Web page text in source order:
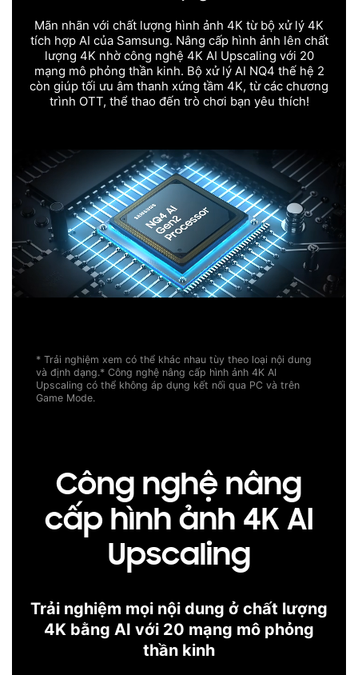
Mãn nhãn với chất lượng hình ảnh 4K từ bộ xử lý 4K
tích hợp AI của Samsung. Nâng cấp hình ảnh lên chất
lượng 4K nhờ công nghệ 4K AI Upscaling với 20
mạng mô phỏng thần kinh. Bộ xử lý AI NQ4 thế hệ 2
còn giúp tối ưu âm thanh xứng tầm 4K, từ các chương
trình OTT, thể thao đến trò chơi bạn yêu thích!
* Trải nghiệm xem có thể khác nhau tùy theo loại nội dung
và định dạng.* Công nghệ nâng cấp hình ảnh 4K AI
Upscaling có thể không áp dụng kết nối qua PC và trên
Game Mode.
Công nghệ nâng
cấp hình ảnh 4K AI
Upscaling
Trải nghiệm mọi nội dung ở chất lượng
4K bằng AI với 20 mạng mô phỏng
thần kinh